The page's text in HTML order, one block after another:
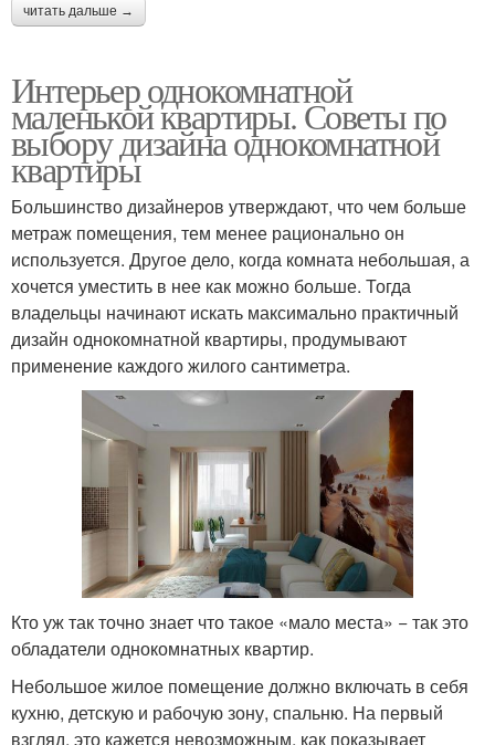
читать дальше →
Интерьер однокомнатной
маленькой квартиры. Советы по
выбору дизайна однокомнатной
квартиры
Большинство дизайнеров утверждают, что чем больше
метраж помещения, тем менее рационально он
используется. Другое дело, когда комната небольшая, а
хочется уместить в нее как можно больше. Тогда
владельцы начинают искать максимально практичный
дизайн однокомнатной квартиры, продумывают
применение каждого жилого сантиметра.
Кто уж так точно знает что такое «мало места» − так это
обладатели однокомнатных квартир.
Небольшое жилое помещение должно включать в себя
кухню, детскую и рабочую зону, спальню. На первый
взгляд, это кажется невозможным, как показывает